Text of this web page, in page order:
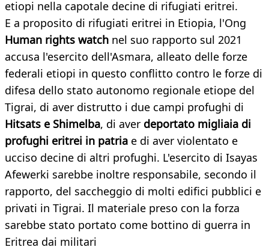
etiopi nella capotale decine di rifugiati eritrei.
E a proposito di rifugiati eritrei in Etiopia, l'Ong
Human rights watch nel suo rapporto sul 2021
accusa l'esercito dell'Asmara, alleato delle forze
federali etiopi in questo conflitto contro le forze di
difesa dello stato autonomo regionale etiope del
Tigrai, di aver distrutto i due campi profughi di
Hitsats e Shimelba, di aver deportato migliaia di
profughi eritrei in patria e di aver violentato e
ucciso decine di altri profughi. L'esercito di Isayas
Afewerki sarebbe inoltre responsabile, secondo il
rapporto, del saccheggio di molti edifici pubblici e
privati in Tigrai. Il materiale preso con la forza
sarebbe stato portato come bottino di guerra in
Eritrea dai militari